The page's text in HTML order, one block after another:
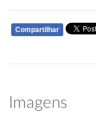
Compartilhar
Imagens